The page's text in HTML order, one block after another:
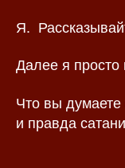
Я.
Далее я
Что вы
и правда